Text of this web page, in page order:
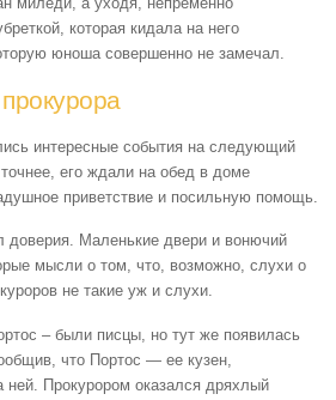
которая кидала на него
юноша совершенно не замечал.
интересные события на следующий
его ждали на обед в доме
приветствие и посильную помощь.
доверия. Маленькие двери и вонючий
мысли о том, что, возможно, слухи о
не такие уж и слухи.
– были писцы, но тут же появилась
что Портос — ее кузен,
ней. Прокурором оказался дряхлый